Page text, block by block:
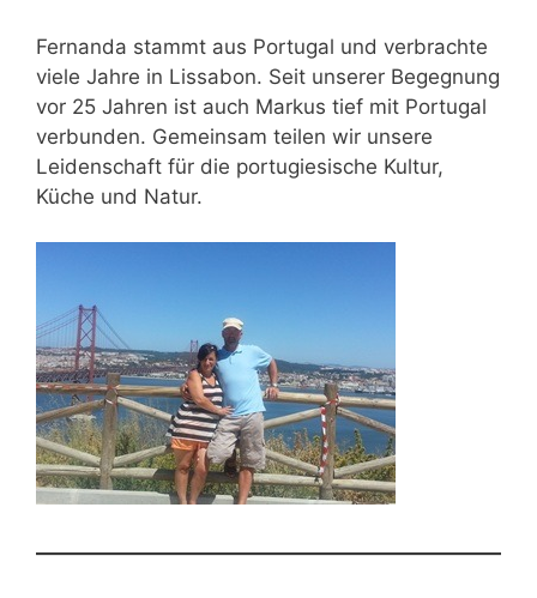
Fernanda stammt aus Portugal und verbrachte
viele Jahre in Lissabon. Seit unserer Begegnung
vor 25 Jahren ist auch Markus tief mit Portugal
verbunden. Gemeinsam teilen wir unsere
Leidenschaft für die portugiesische Kultur,
Küche und Natur.